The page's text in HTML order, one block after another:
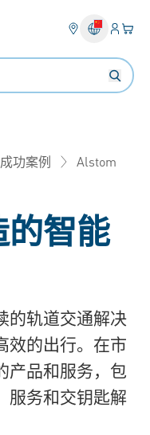
登入
您
功案例 Alstom
智能
的轨道交通解决
效的出行。在市
产品和服务，包
服务和交钥匙解